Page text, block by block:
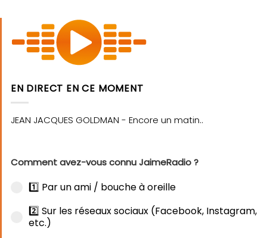
EN DIRECT EN CE MOMENT
Comment avez-vous connu JaimeRadio ?
1️⃣ Par un ami / bouche à oreille
2️⃣ Sur les réseaux sociaux (Facebook, Instagram,
etc.)